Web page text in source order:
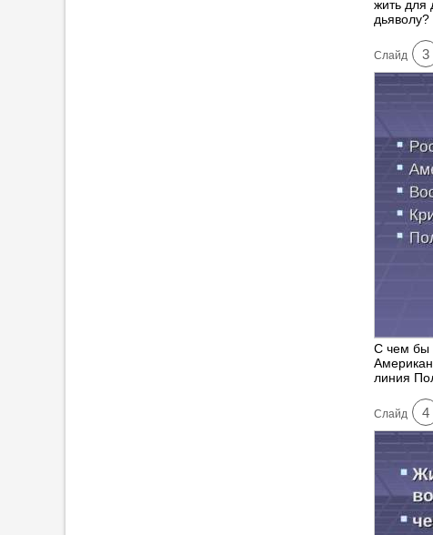
жить для
дьяволу?
Cлайд 3
С чем бы
линия
Cлайд 4